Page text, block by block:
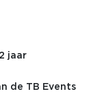
jaar
de TB Events